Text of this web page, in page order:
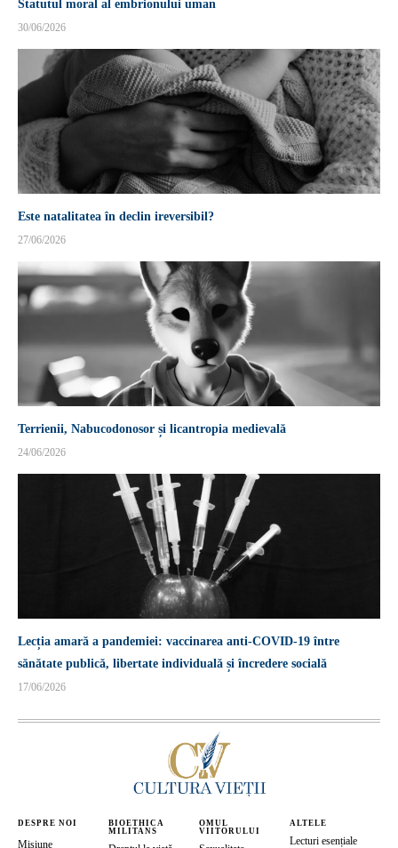
Statutul moral al embrionului uman
30/06/2026
Este natalitatea în declin ireversibil?
27/06/2026
Terrienii, Nabucodonosor și licantropia medievală
24/06/2026
Lecția amară a pandemiei: vaccinarea anti-COVID-19 între
sănătate publică, libertate individuală și încredere socială
17/06/2026
DESPRE NOI
Misiune
BIOETHICA
MILITANS
OMUL
VIITORULUI
ALTELE
Lecturi esențiale